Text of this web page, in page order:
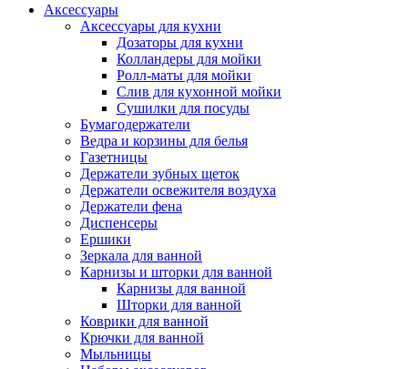
Аксессуары
Аксессуары для кухни
Дозаторы для кухни
Колландеры для мойки
Ролл-маты для мойки
Слив для кухонной мойки
Сушилки для посуды
Бумагодержатели
Ведра и корзины для белья
Газетницы
Держатели зубных щеток
Держатели освежителя воздуха
Держатели фена
Диспенсеры
Ершики
Зеркала для ванной
Карнизы и шторки для ванной
Карнизы для ванной
Шторки для ванной
Коврики для ванной
Крючки для ванной
Мыльницы